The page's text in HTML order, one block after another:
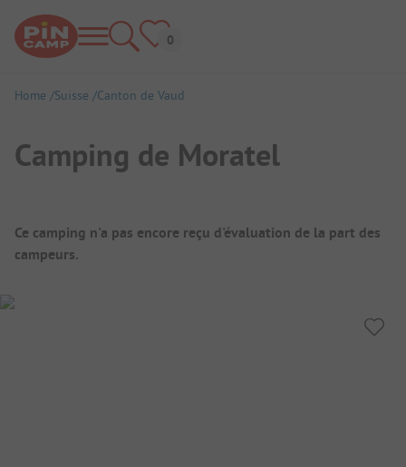
Home Suisse Canton de Vaud
Camping de Moratel
Aperçu du camping
Ce camping n'a pas encore reçu d'évaluation de la part des
campeurs.